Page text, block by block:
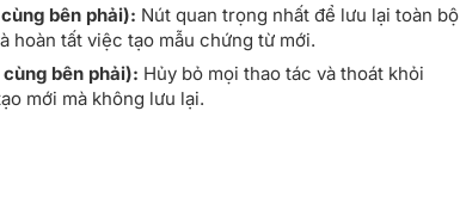
bên phải): Nút quan trọng nhất để lưu lại toàn bộ
hoàn tất việc tạo mẫu chứng từ mới.
bên phải): Hủy bỏ mọi thao tác và thoát khỏi
mới mà không lưu lại.